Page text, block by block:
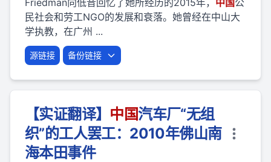
Friedman向低音回忆了她所经历的2015年， 中国公
民社会和劳工NGO的发展和衰落。她曾经在中山大
学执教，在广州 ...
源链接 备份链接
【实证翻译】 中国汽车厂“无组
织”的工人罢工：2010年佛山南
海本田事件